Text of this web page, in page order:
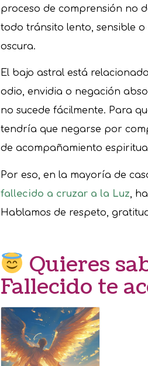
proceso de comprensión no
todo tránsito lento, sensible
oscura.
El bajo astral está
odio, envidia o negación
no sucede fácilmente. Para
tendría que negarse por
de acompañamiento
Por eso, en la mayoría de
fallecido a cruzar a la Luz,
Hablamos de respeto,
Quieres
Fallecido te